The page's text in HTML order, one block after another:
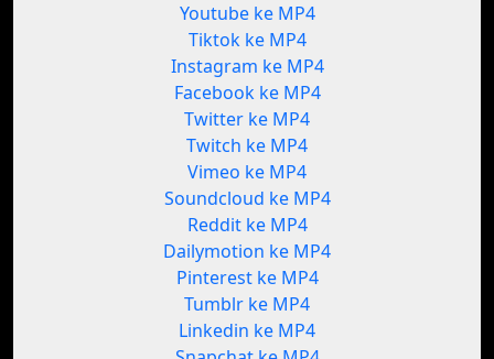
Youtube ke MP4
Tiktok ke MP4
Instagram ke MP4
Facebook ke MP4
Twitter ke MP4
Twitch ke MP4
Vimeo ke MP4
Soundcloud ke MP4
Reddit ke MP4
Dailymotion ke MP4
Pinterest ke MP4
Tumblr ke MP4
Linkedin ke MP4